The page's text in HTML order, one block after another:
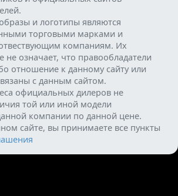
и логотипы являются
торговыми марками и
компаниям. Их
не означает, что правообладатели
отношение к данному сайту или
с данным сайтом.
официальных дилеров не
той или иной модели
компании по данной цене.
сайте, вы принимаете все пункты